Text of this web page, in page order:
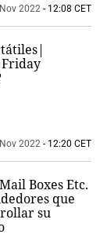
2022 - 12:08 CET
Friday
2022 - 12:20 CET
Boxes Etc.
que
su